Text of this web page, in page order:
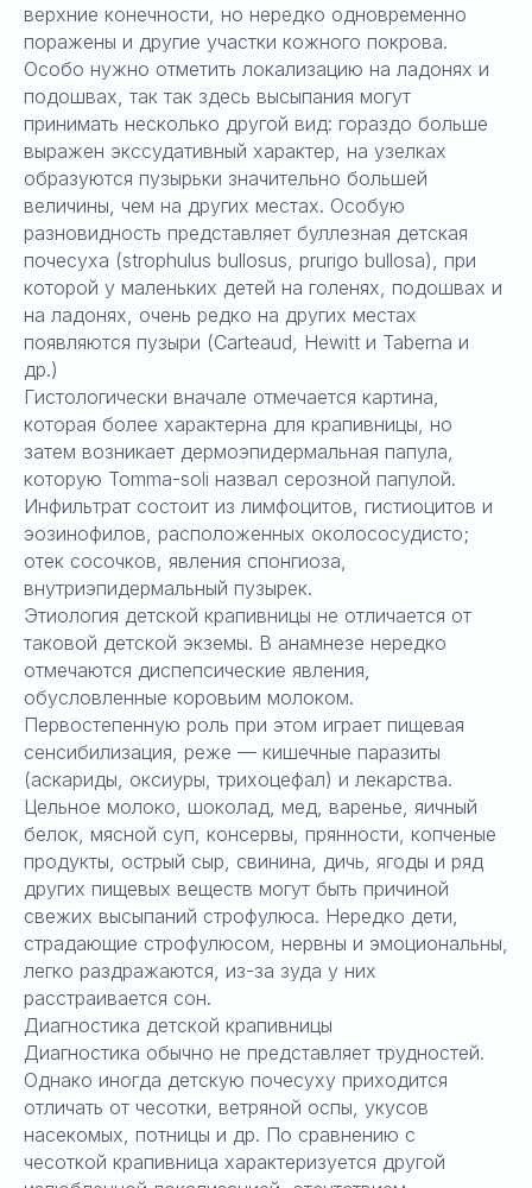
верхние конечности, но нередко одновременно
поражены и другие участки кожного покрова.
Особо нужно отметить локализацию на ладонях и
подошвах, так так здесь высыпания могут
принимать несколько другой вид: гораздо больше
выражен экссудативный характер, на узелках
образуются пузырьки значительно большей
величины, чем на других местах. Особую
разновидность представляет буллезная детская
почесуха (strophulus bullosus, prurigo bullosa), при
которой у маленьких детей на голенях, подошвах и
на ладонях, очень редко на других местах
появляются пузыри (Carteaud, Hewitt и Taberna и
др.)
Гистологически вначале отмечается картина,
которая более характерна для крапивницы, но
затем возникает дермоэпидермальная папула,
которую Tomma-soli назвал серозной папулой.
Инфильтрат состоит из лимфоцитов, гистиоцитов и
эозинофилов, расположенных околососудисто;
отек сосочков, явления спонгиоза,
внутриэпидермальный пузырек.
Этиология детской крапивницы не отличается от
таковой детской экземы. В анамнезе нередко
отмечаются диспепсические явления,
обусловленные коровьим молоком.
Первостепенную роль при этом играет пищевая
сенсибилизация, реже — кишечные паразиты
(аскариды, оксиуры, трихоцефал) и лекарства.
Цельное молоко, шоколад, мед, варенье, яичный
белок, мясной суп, консервы, прянности, копченые
продукты, острый сыр, свинина, дичь, ягоды и ряд
других пищевых веществ могут быть причиной
свежих высыпаний строфулюса. Нередко дети,
страдающие строфулюсом, нервны и эмоциональны,
легко раздражаются, из-за зуда у них
расстраивается сон.
Диагностика детской крапивницы
Диагностика обычно не представляет трудностей.
Однако иногда детскую почесуху приходится
отличать от чесотки, ветряной оспы, укусов
насекомых, потницы и др. По сравнению с
чесоткой крапивница характеризуется другой